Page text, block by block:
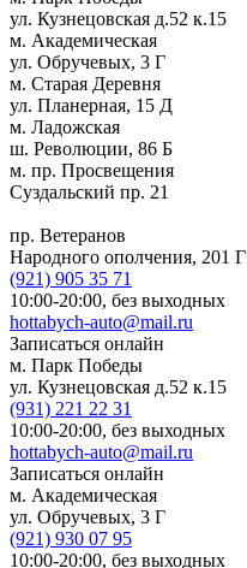
ул. Кузнецовская д.52 к.15
м. Академическая
ул. Обручевых, 3 Г
м. Старая Деревня
ул. Планерная, 15 Д
м. Ладожская
ш. Революции, 86 Б
м. пр. Просвещения
Суздальский пр. 21
пр. Ветеранов
Народного ополчения, 201 Г
(921) 905 35 71
10:00-20:00, без выходных
hottabych-auto@mail.ru
Записаться онлайн
м. Парк Победы
ул. Кузнецовская д.52 к.15
(931) 221 22 31
10:00-20:00, без выходных
hottabych-auto@mail.ru
Записаться онлайн
м. Академическая
ул. Обручевых, 3 Г
(921) 930 07 95
10:00-20:00, без выходных